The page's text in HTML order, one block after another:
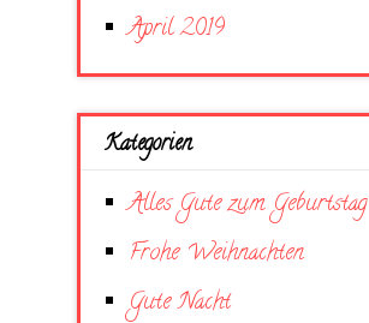
April 2019
Kategorien
Alles Gute zum Geburtstag
Frohe Weihnachten
Gute Nacht